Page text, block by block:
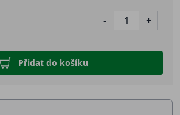
- +
Přidat do košíku